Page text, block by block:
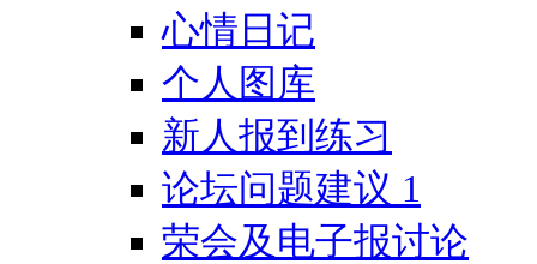
心情日记
个人图库
新人报到练习
论坛问题建议 1
荣会及电子报讨论